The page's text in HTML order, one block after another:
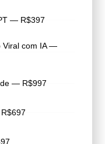
— R$397
Viral com IA —
— R$997